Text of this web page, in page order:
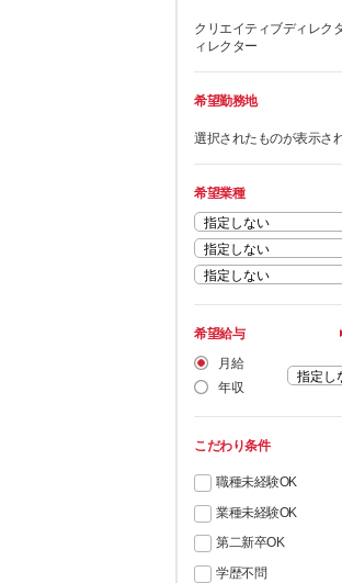
クリエイティブディレク
ィレクター
希望勤務地
選択されたものが表示さ
希望業種
希望給与
月給
年収
こだわり条件
職種未経験OK
業種未経験OK
第二新卒OK
学歴不問